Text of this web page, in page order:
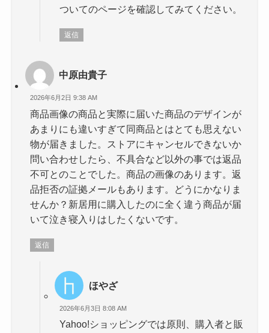
ついてのページを確認してみてください。
返信
中原由貴子
2026年6月2日 9:38 AM
商品画像の商品と実際に届いた商品のデザインが
あまりにも違いすぎて同商品とはとても思えない
物が届きました。ストアにキャンセルできないか
問い合わせしたら、不具合など以外の事では返品
不可とのことでした。商品の画像のあります。返
品拒否の証拠メールもあります。どうにかなりま
せんか？新居用に購入したのに全く違う商品が届
いて泣き寝入りはしたくないです。
返信
ほやざ
2026年6月3日 8:08 AM
Yahoo!ショッピングでは原則、購入者と販